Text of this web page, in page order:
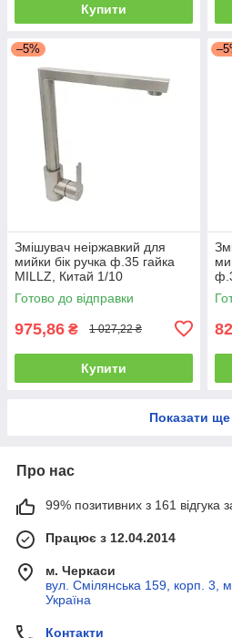
Купити
–5%
Змішувач неіржавкий для
мийки бік ручка ф.35 гайка
MILLZ, Китай 1/10
Готово до відправки
975,86 ₴ 1 027,22 ₴
Купити
Показати ще
Про нас
99% позитивних з 161 відгука
Працює з 12.04.2014
м. Черкаси
вул. Смілянська 159, корп. 3,
Україна
Контакти